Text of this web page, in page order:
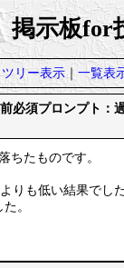
掲示板for
ツリー表示｜一覧表
必須プロンプト：
ちたものです。
りも低い結果でした
。